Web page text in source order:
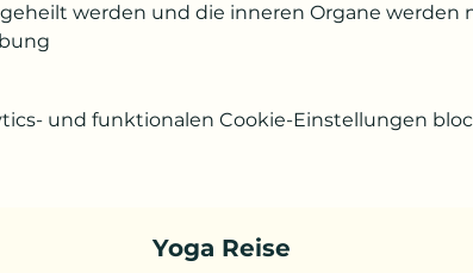
werden und die inneren Organe werden
und funktionalen Cookie-Einstellungen
Yoga Reise